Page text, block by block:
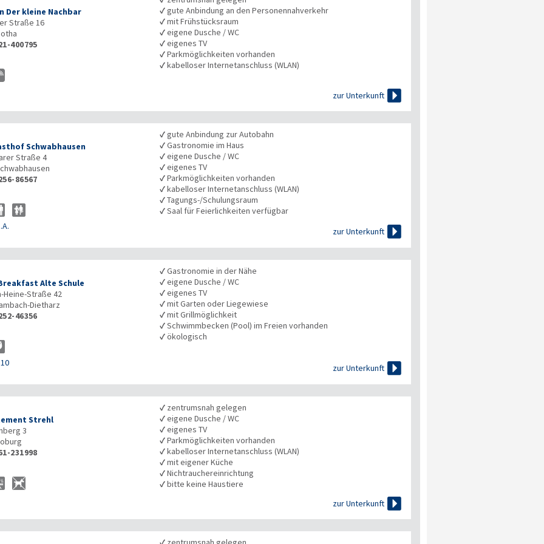
Der kleine Nachbar
Straße 16
400795
✓gute Anbindung an den Personennahverkehr
✓mit Frühstücksraum
✓eigene Dusche / WC
✓eigenes TV
✓Parkmöglichkeiten vorhanden
✓kabelloser Internetanschluss (WLAN)
zur Unterkunft 
Schwabhausen
Straße 4
86567
✓gute Anbindung zur Autobahn
✓Gastronomie im Haus
✓eigene Dusche / WC
✓eigenes TV
✓Parkmöglichkeiten vorhanden
✓kabelloser Internetanschluss (WLAN)
✓Tagungs-/Schulungsraum
✓Saal für Feierlichkeiten verfügbar
zur Unterkunft 
Alte Schule
Heine-Straße 42
Dietharz
46356
✓Gastronomie in der Nähe
✓eigene Dusche / WC
✓eigenes TV
✓mit Garten oder Liegewiese
✓mit Grillmöglichkeit
✓Schwimmbecken (Pool) im Freien vorhanden
✓ökologisch
zur Unterkunft 
Strehl
3
231998
✓ zentrumsnah gelegen
✓eigene Dusche / WC
✓eigenes TV
✓Parkmöglichkeiten vorhanden
✓kabelloser Internetanschluss (WLAN)
✓mit eigener Küche
✓Nichtrauchereinrichtung
✓bitte keine Haustiere
zur Unterkunft 